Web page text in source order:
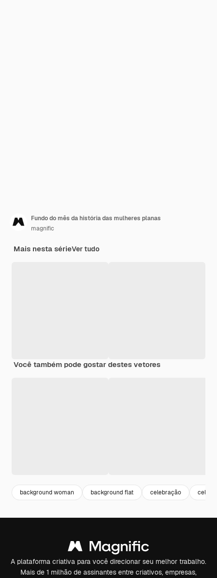
Fundo do mês da história das mulheres planas
magnific
Mais nesta sérieVer tudo
Você também pode gostar destes vetores
background woman background flat celebração
A plataforma criativa para você direcionar seu melhor trabalho.
Mais de 1 milhão de assinantes entre criativos, empresas,